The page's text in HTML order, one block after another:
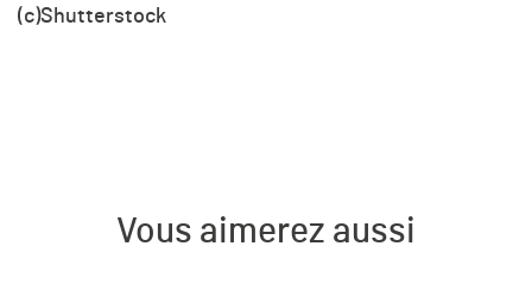
(c)Shutterstock
Vous aimerez aussi